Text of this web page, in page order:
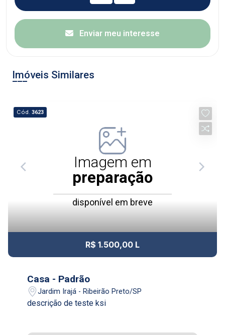
Enviar meu interesse
Imóveis Similares
Cód.3623
Imagem em
preparação
disponível em breve
R$ 1.500,00 L
Casa - Padrão
Jardim Irajá - Ribeirão Preto/SP
descrição de teste ksi